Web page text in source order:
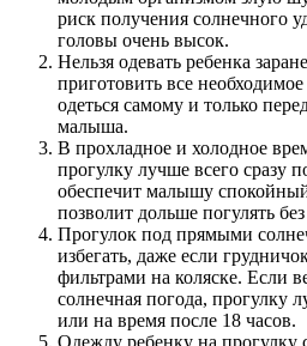
риск получения солнечного
головы очень высок.
Нельзя одевать ребенка
приготовить все
одеться самому и только
малыша.
В прохладное и холодное
прогулку лучше всего сразу
обеспечит малышу
позволит дольше погулять
Прогулок под прямыми
избегать, даже если
фильтрами на коляске. Если
солнечная погода, прогулку
или на время после 18 часов.